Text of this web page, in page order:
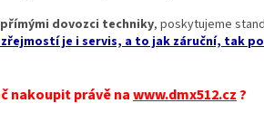
přímými dovozci techniky, poskytujeme
je i servis, a to jak záruční, tak
nakoupit právě nawww.dmx512.cz?